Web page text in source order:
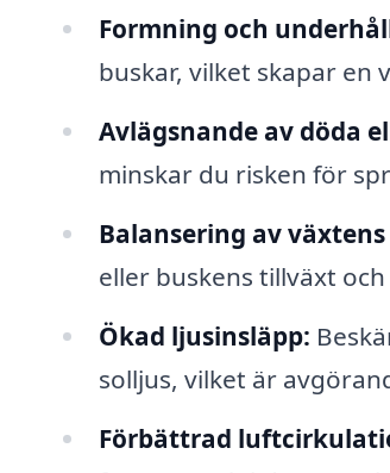
Formning och
buskar, vilket skapar en
Avlägsnande av döda
minskar du risken för
Balansering av
eller buskens tillväxt
Ökad ljusinsläpp:
solljus, vilket är
Förbättrad